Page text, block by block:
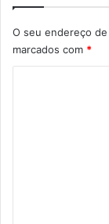
O seu endereço
marcados com *